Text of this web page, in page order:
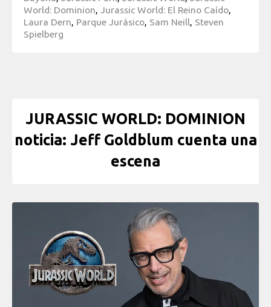
World: Dominion, Jurassic World: El Reino Caído,
Laura Dern, Parque Jurásico, Sam Neill, Steven
Spielberg
JURASSIC WORLD: DOMINION
noticia: Jeff Goldblum cuenta una
escena